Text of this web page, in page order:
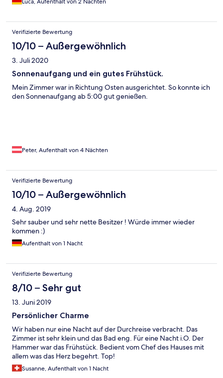
Luca, Aufenthalt von 2 Nächten
Verifizierte Bewertung
10/10 – Außergewöhnlich
3. Juli 2020
Sonnenaufgang und ein gutes Frühstück.
Mein Zimmer war in Richtung Osten ausgerichtet. So konnte ich
den Sonnenaufgang ab 5:00 gut genießen.
Peter, Aufenthalt von 4 Nächten
Verifizierte Bewertung
10/10 – Außergewöhnlich
4. Aug. 2019
Sehr sauber und sehr nette Besitzer ! Würde immer wieder
kommen :)
Aufenthalt von 1 Nacht
Verifizierte Bewertung
8/10 – Sehr gut
13. Juni 2019
Persönlicher Charme
Wir haben nur eine Nacht auf der Durchreise verbracht. Das
Zimmer ist sehr klein und das Bad eng. Für eine Nacht i.O. Der
Hammer war das Frühstück. Bedient vom Chef des Hauses mit
allem was das Herz begehrt. Top!
Susanne, Aufenthalt von 1 Nacht